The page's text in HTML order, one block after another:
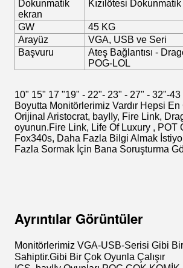
Dokunmatik
ekran
Kızılötesi
GW 45 KG
Arayüz
VGA, USB ve Seri
Başvuru
Ateş Bağlantısı -
POG-LOL
10" 15" 17 "19" - 22"- 23" - 27" - 32"-43
Boyutta Monitörlerimiz Vardır Hepsi En
Orijinal Aristocrat, bayIIy, Fire Link,
oyunun.Fire Link, Life Of Luxury , POT
Fox340s, Daha Fazla Bilgi Almak
Fazla Sormak İçin Bana Soruşturma